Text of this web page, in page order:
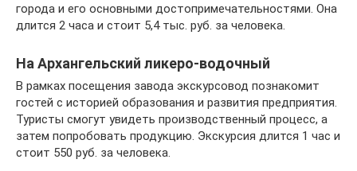
города и его основными достопримечательностями. Она
длится 2 часа и стоит 5,4 тыс. руб. за человека.
На Архангельский ликеро-водочный
В рамках посещения завода экскурсовод познакомит
гостей с историей образования и развития предприятия.
Туристы смогут увидеть производственный процесс, а
затем попробовать продукцию. Экскурсия длится 1 час и
стоит 550 руб. за человека.